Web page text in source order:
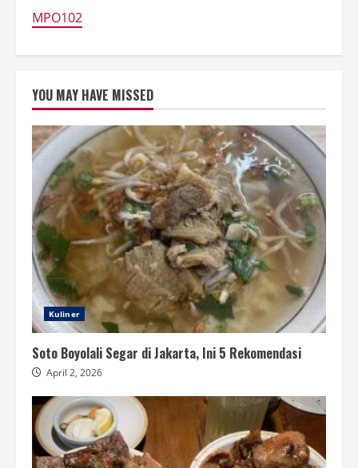
MPO102
YOU MAY HAVE MISSED
Kuliner
Soto Boyolali Segar di Jakarta, Ini 5 Rekomendasi
April 2, 2026